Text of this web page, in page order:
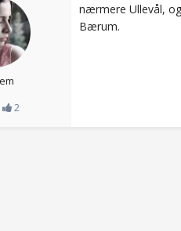
2
nærmere Ullevål,
Bærum.